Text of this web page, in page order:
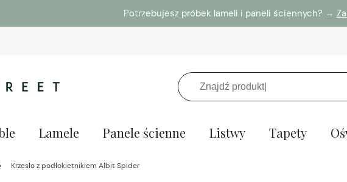
Potrzebujesz próbek lameli i paneli ściennych? →
Lamele Panele ścienne Listwy Tapety
Krzesło z podłokietnikiem Albit Spider